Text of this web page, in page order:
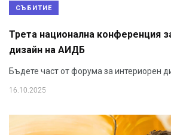
СЪБИТИЕ
Трета национална конференция
дизайн на АИДБ
Бъдете част от форума за интериорен
16.10.2025